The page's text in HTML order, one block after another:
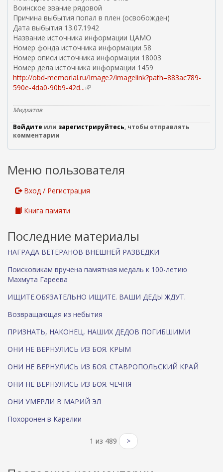
Воинское звание рядовой
Причина выбытия попал в плен (освобожден)
Дата выбытия 13.07.1942
Название источника информации ЦАМО
Номер фонда источника информации 58
Номер описи источника информации 18003
Номер дела источника информации 1459
http://obd-memorial.ru/Image2/imagelink?path=883ac789-
590e-4da0-90b9-42d...(
н
ш
я
с
с
ы
Мидхатов
Войдите или зарегистрируйтесь, чтобы отправлять
комментарии
Меню пользователя
Вход / Регистрация
Книга памяти
Последние материалы
НАГРАДА ВЕТЕРАНОВ ВНЕШНЕЙ РАЗВЕДКИ
Поисковикам вручена памятная медаль к 100-летию
Махмута Гареева
ИЩИТЕ.ОБЯЗАТЕЛЬНО ИЩИТЕ. ВАШИ ДЕДЫ ЖДУТ.
Возвращающая из небытия
ПРИЗНАТЬ, НАКОНЕЦ, НАШИХ ДЕДОВ ПОГИБШИМИ
ОНИ НЕ ВЕРНУЛИСЬ ИЗ БОЯ. КРЫМ
ОНИ НЕ ВЕРНУЛИСЬ ИЗ БОЯ. СТАВРОПОЛЬСКИЙ КРАЙ
ОНИ НЕ ВЕРНУЛИСЬ ИЗ БОЯ. ЧЕЧНЯ
ОНИ УМЕРЛИ В МАРИЙ ЭЛ
Похоронен в Карелии
1 из 489 >